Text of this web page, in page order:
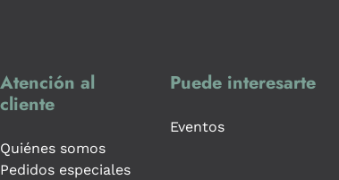
Atención al
cliente
Quiénes somos
Pedidos especiales
Puede interesarte
Eventos